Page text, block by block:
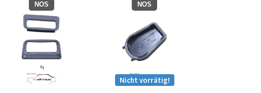
NOS
Nicht vorrätig!
NOS